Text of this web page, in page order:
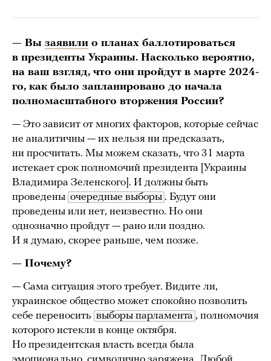
— Вы заявили о планах баллотироваться
в президенты Украины. Насколько вероятно,
на ваш взгляд, что они пройдут в марте 2024-
го, как было запланировано до начала
полномасштабного вторжения России?
— Это зависит от многих факторов, которые сейчас
не аналитичны — их нельзя ни предсказать,
ни просчитать. Мы можем сказать, что 31 марта
истекает срок полномочий президента [Украины
Владимира Зеленского]. И должны быть
проведены очередные выборы . Будут они
проведены или нет, неизвестно. Но они
однозначно пройдут — рано или поздно.
И я думаю, скорее раньше, чем позже.
— Почему?
— Сама ситуация этого требует. Видите ли,
украинское общество может спокойно позволить
себе переносить выборы парламента , полномочия
которого истекли в конце октября.
Но президентская власть всегда была